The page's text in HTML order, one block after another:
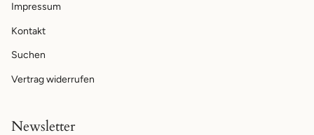
Impressum
Kontakt
Suchen
Vertrag widerrufen
Newsletter